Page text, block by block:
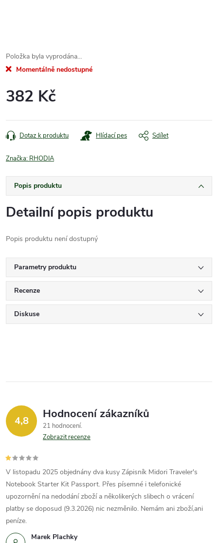
Položka byla vyprodána…
Momentálně nedostupné
382 Kč
cena:
Dotaz k produktu Hlídací pes Sdílet
Značka: RHODIA
Popis produktu
Detailní popis produktu
Popis produktu není dostupný
Parametry produktu
Recenze
Diskuse
4,8 Hodnocení zákazníků
21 hodnocení
Zobrazit recenze
Marek Plachky
V listopadu 2025 objednány dva kusy Zápisník Midori Traveler's
Notebook Starter Kit Passport. Přes písemné i telefonické
upozornění na nedodání zboží a několikerých slibech o vrácení
platby se doposud (9.3.2026) nic nezměnilo. Nemám ani zboží,ani
peníze.